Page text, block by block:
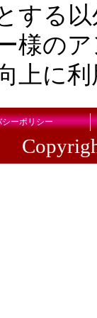
する
様の
上に
ーポリシー